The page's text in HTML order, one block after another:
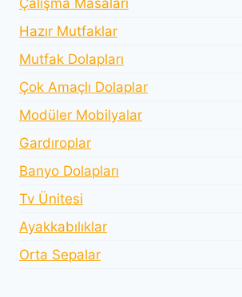
Hazır Mutfaklar
Mutfak Dolapları
Çok Amaçlı Dolaplar
Modüler Mobilyalar
Gardıroplar
Banyo Dolapları
Tv Ünitesi
Ayakkabılıklar
Orta Sepalar